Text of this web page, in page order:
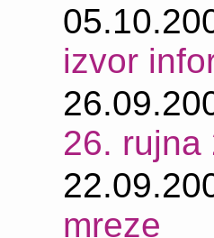
izvor
26. rujna
mreze